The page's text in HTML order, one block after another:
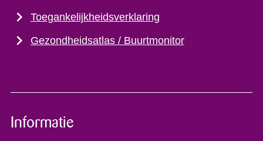
Toegankelijkheidsverklaring
Gezondheidsatlas / Buurtmonitor
Informatie